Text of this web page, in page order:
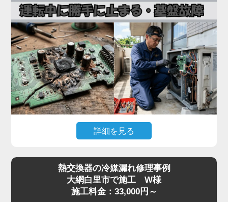
見た目では原因の切り分けが困難で、無理に何度も
電源を入れ直すと、生きていた他の基板まで巻き込
んで故障が拡大するリスクがあります。
「家電の達人」では、テスターで本体への入力電
圧、電源基板の出力電圧、受光基板の出力信号を順
番に切り分けて点検。リモコン故障なら互換リモコ
ンの取り寄せ、本体側なら電源基板・受光基板の交
換に対応します。
突然停止して動かない症状は基板系トラブルが大半
なので、まずはお早めに点検をご依頼ください。夏
詳細を見る
は入るが数分で停止する」「特定のエラーコード
（E1・F1・H1など）が出て動かない」といった症
状は、室内機または室外機の制御基板の故障が原因
熱交換器の冷媒漏れ修理事例
大網白里市で施工 W様
施工料金：33,000円～